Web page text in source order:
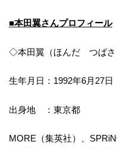
■本田翼さんプロフィール
◇本田翼（ほんだ つばさ
生年月日：1992年6月27日
出身地 ：東京都
MORE（集英社）、